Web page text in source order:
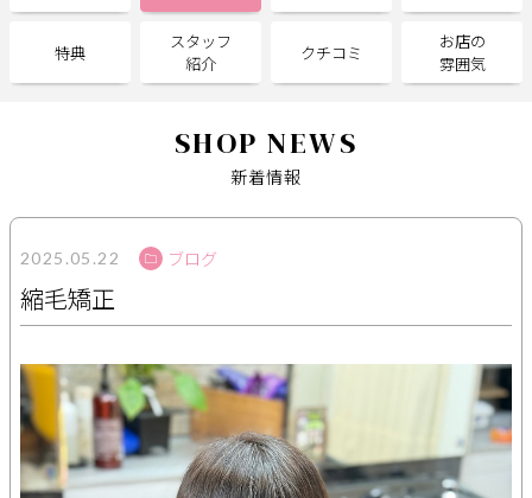
サポート
よくある質問
利用規約
お知らせ
掲載店様
掲載のご案内
掲載店様ログイン
閉じる
特典
スタッフ
紹介
クチコミ
お店の
雰囲気
SHOP NEWS
新着情報
2025.05.22 ブログ
縮毛矯正